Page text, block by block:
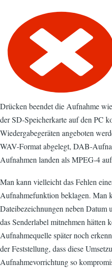
Drücken beendet die Aufnahme
der SD-Speicherkarte auf den PC
Wiedergabegeräten angeboten
WAV-Format abgelegt, DAB-
Aufnahmen landen als MPEG-4
Man kann vielleicht das Fehlen
Aufnahmefunktion beklagen. Man
Dateibezeichnungen neben Datum
das Senderlabel mitnehmen hätten
Aufnahmequelle später noch
der Feststellung, dass diese
Aufnahmevorrichtung so